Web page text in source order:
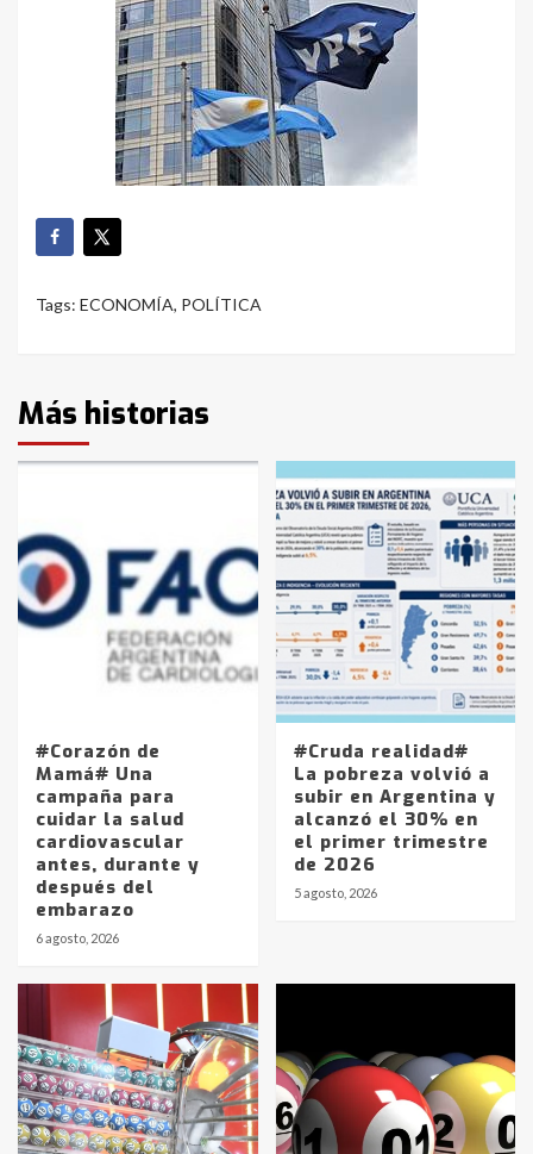
Tags: ECONOMÍA, POLÍTICA
Más historias
#Corazón de
Mamá# Una
campaña para
cuidar la salud
cardiovascular
antes, durante y
después del
embarazo
6 agosto, 2026
#Cruda realidad#
La pobreza volvió a
subir en Argentina y
alcanzó el 30% en
el primer trimestre
de 2026
5 agosto, 2026